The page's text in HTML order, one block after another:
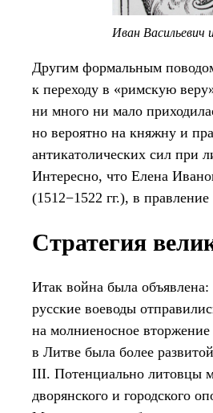
Иван Васильевич
Другим формальным
к переходу в «римскую
ни много ни мало
но вероятно на княжну и
антикатолических сил при
Интересно, что Елена
(1512−1522 гг.), в
Стратегия
Итак война была
русские воеводы
на молниеносное вторжение
в Литве была более
III. Потенциально литовцы
дворянского и городского